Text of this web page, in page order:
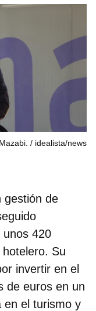
idealista/news
gestión de
unos 420
Su
invertir en el
de euros en un
en el turismo y